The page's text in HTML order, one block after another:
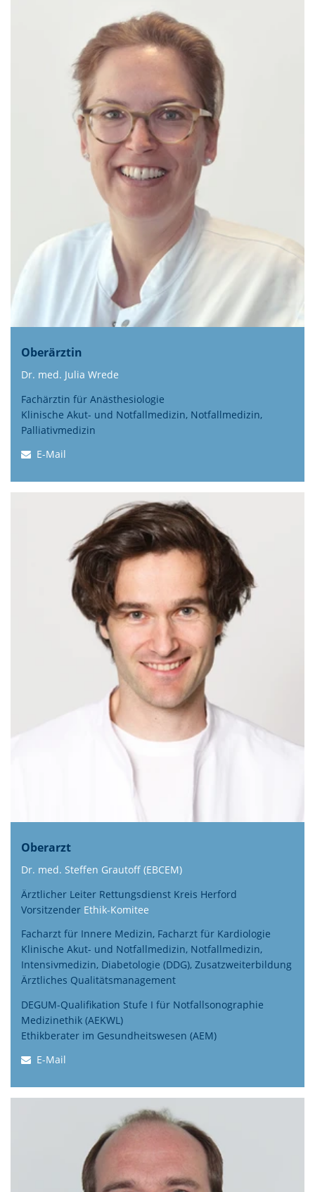
Oberärztin
Dr. med. Julia Wrede
Fachärztin für Anästhesiologie
Klinische Akut- und Notfallmedizin, Notfallmedizin,
Palliativmedizin
E-Mail
Oberarzt
Dr. med. Steffen Grautoff (EBCEM)
Ärztlicher Leiter Rettungsdienst Kreis Herford
Vorsitzender Ethik-Komitee
Facharzt für Innere Medizin, Facharzt für Kardiologie
Klinische Akut- und Notfallmedizin, Notfallmedizin,
Intensivmedizin, Diabetologie (DDG), Zusatzweiterbildung
Ärztliches Qualitätsmanagement
DEGUM-Qualifikation Stufe I für Notfallsonographie
Medizinethik (AEKWL)
Ethikberater im Gesundheitswesen (AEM)
E-Mail